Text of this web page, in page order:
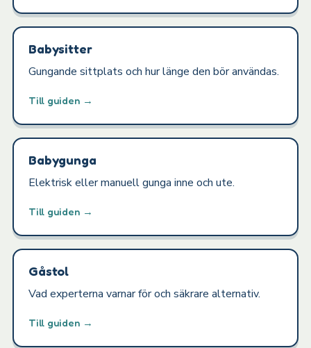
Babysitter
Gungande sittplats och hur länge den bör användas.
Till guiden →
Babygunga
Elektrisk eller manuell gunga inne och ute.
Till guiden →
Gåstol
Vad experterna varnar för och säkrare alternativ.
Till guiden →